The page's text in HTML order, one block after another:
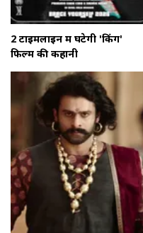
2 टाइमलाइन में घटेगी 'किंग'
फिल्म की कहानी